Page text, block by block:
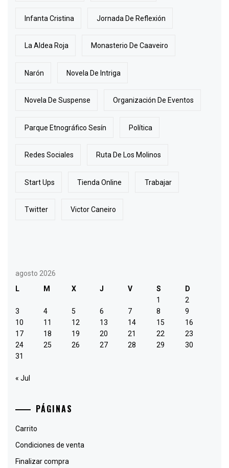
Infanta Cristina Jornada De Reflexión
La Aldea Roja Monasterio De Caaveiro
Narón Novela De Intriga
Novela De Suspense Organización De Eventos
Parque Etnográfico Sesín Política
Redes Sociales Ruta De Los Molinos
Start Ups Tienda Online Trabajar
Twitter Victor Caneiro
agosto 2026
L
M X J V S
D
1
2
3
4 5 6 7 8
9
10
11 12 13 14 15
16
17
18 19 20 21 22
23
24
25 26 27 28 29
30
31
« Jul
PÁGINAS
Carrito
Condiciones de venta
Finalizar compra